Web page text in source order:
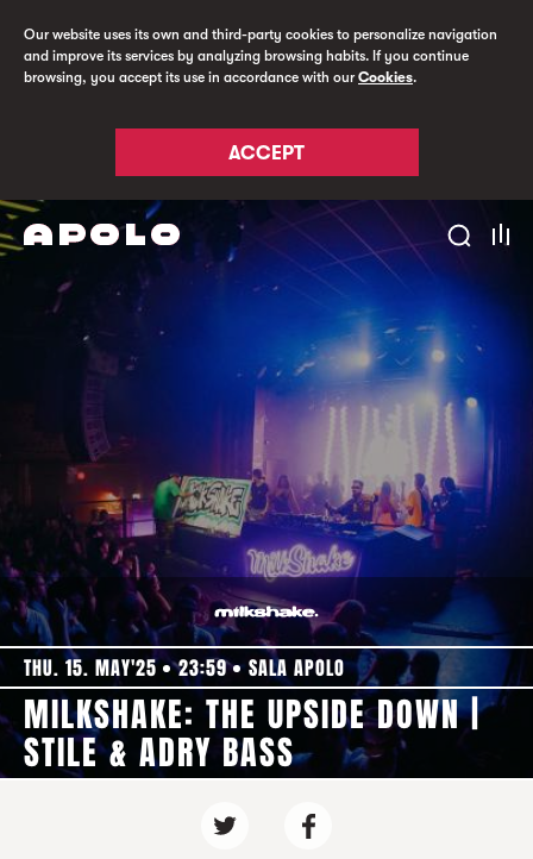
Our website uses its own and third-party cookies to personalize navigation
and improve its services by analyzing browsing habits. If you continue
browsing, you accept its use in accordance with ourCookies.
ACCEPT
THU. 15. MAY'25 23:59 SALA APOLO
MILKSHAKE: THE UPSIDE DOWN |
STILE & ADRY BASS